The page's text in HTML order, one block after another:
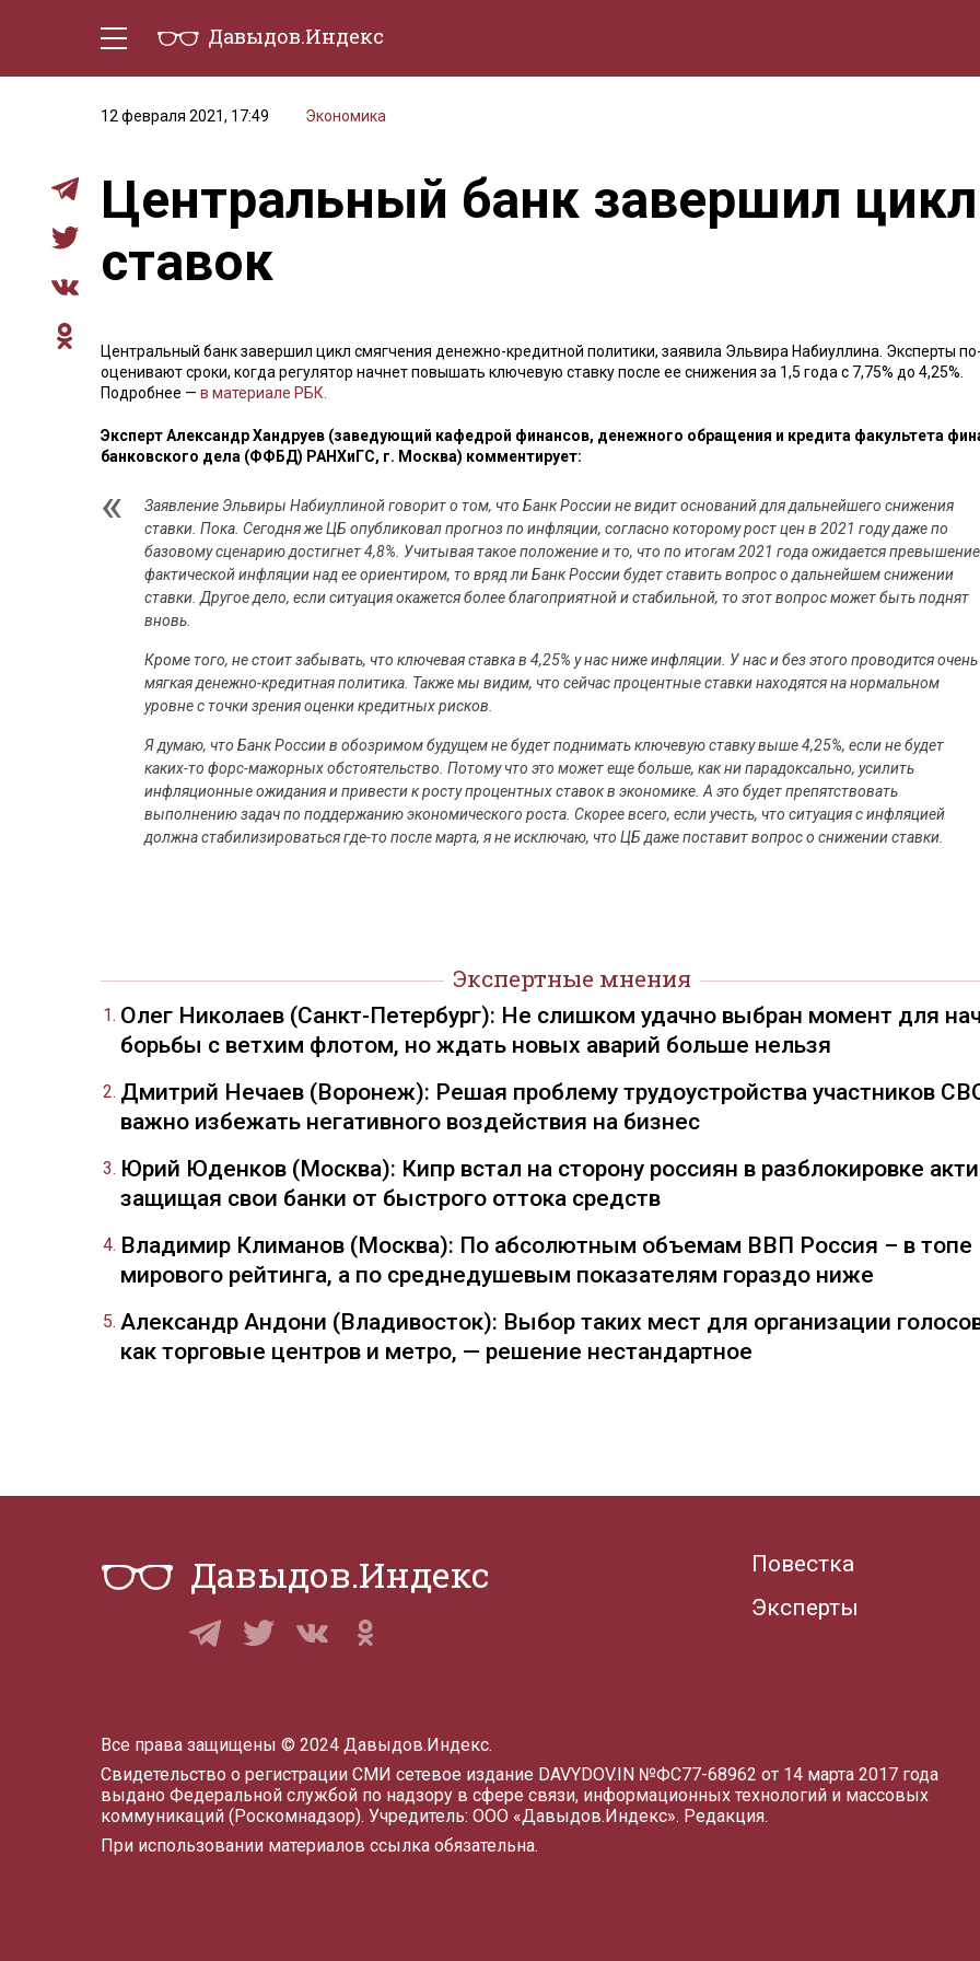
Давыдов.Индекс
12 февраля 2021, 17:49
Экономика
Центральный банк завершил
ставок
Центральный банк завершил цикл смягчения денежно-кредитной политики, заявила Эльвира Набиуллина. Эксперты
оценивают сроки, когда регулятор начнет повышать ключевую ставку после ее снижения за 1,5 года с 7,75% до 4,25%.
Подробнее — в материале РБК.
Эксперт Александр Хандруев (заведующий кафедрой финансов, денежного обращения и кредита факультета
банковского дела (ФФБД) РАНХиГС, г. Москва) комментирует:
Заявление Эльвиры Набиуллиной говорит о том, что Банк России не видит оснований для дальнейшего снижения
ставки. Пока. Сегодня же ЦБ опубликовал прогноз по инфляции, согласно которому рост цен в 2021 году даже по
базовому сценарию достигнет 4,8%. Учитывая такое положение и то, что по итогам 2021 года ожидается превышение
фактической инфляции над ее ориентиром, то вряд ли Банк России будет ставить вопрос о дальнейшем снижении
ставки. Другое дело, если ситуация окажется более благоприятной и стабильной, то этот вопрос может быть поднят
вновь.
Кроме того, не стоит забывать, что ключевая ставка в 4,25% у нас ниже инфляции. У нас и без этого проводится очень
мягкая денежно-кредитная политика. Также мы видим, что сейчас процентные ставки находятся на нормальном
уровне с точки зрения оценки кредитных рисков.
Я думаю, что Банк России в обозримом будущем не будет поднимать ключевую ставку выше 4,25%, если не будет
каких-то форс-мажорных обстоятельство. Потому что это может еще больше, как ни парадоксально, усилить
инфляционные ожидания и привести к росту процентных ставок в экономике. А это будет препятствовать
выполнению задач по поддержанию экономического роста. Скорее всего, если учесть, что ситуация с инфляцией
должна стабилизироваться где-то после марта, я не исключаю, что ЦБ даже поставит вопрос о снижении ставки.
Экспертные мнения
Олег Николаев (Санкт-Петербург): Не слишком удачно выбран момент для
борьбы с ветхим флотом, но ждать новых аварий больше нельзя
Дмитрий Нечаев (Воронеж): Решая проблему трудоустройства участников
важно избежать негативного воздействия на бизнес
Юрий Юденков (Москва): Кипр встал на сторону россиян в разблокировке
защищая свои банки от быстрого оттока средств
Владимир Климанов (Москва): По абсолютным объемам ВВП Россия – в топе
мирового рейтинга, а по среднедушевым показателям гораздо ниже
Александр Андони (Владивосток): Выбор таких мест для организации
как торговые центров и метро, — решение нестандартное
Давыдов.Индекс
Повестка
Эксперты
Все права защищены © 2024 Давыдов.Индекс.
Свидетельство о регистрации СМИ сетевое издание DAVYDOV.IN №ФС77-68962 от 14 марта 2017 года
выдано Федеральной службой по надзору в сфере связи, информационных технологий и массовых
коммуникаций (Роскомнадзор). Учредитель: ООО «Давыдов.Индекс». Редакция.
При использовании материалов ссылка обязательна.